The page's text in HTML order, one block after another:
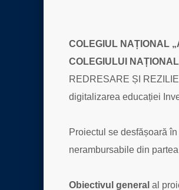
COLEGI UL NAȚ IONAL
COLEGIULUI
REDRESARE ȘI
digitalizarea educației
Proiectul se desfășoară
nerambursabile din
Obiectivul general al